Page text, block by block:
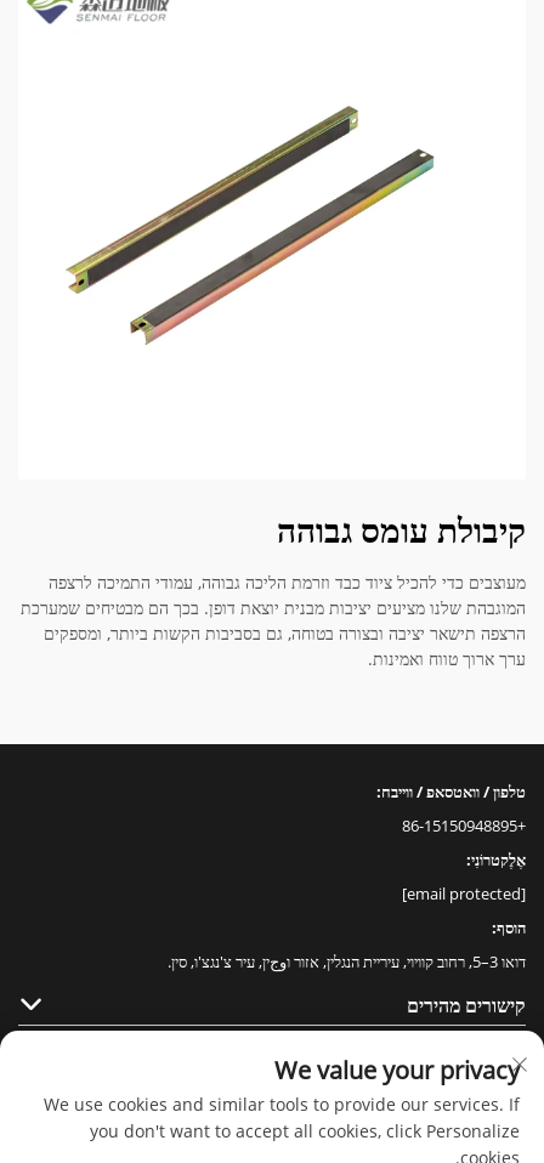
קיבולת עומס גבוהה
מעוצבים כדי להכיל ציוד כבד וזרמת הליכה גבוהה, עמודי התמיכה לרצפה
המוגבהת שלנו מציעים יציבות מבנית יוצאת דופן. בכך הם מבטיחים שמערכת
הרצפה תישאר יציבה ובצורה בטוחה, גם בסביבות הקשות ביותר, ומספקים
ערך ארוך טווח ואמינות.
טלפון / וואטסאפ / ווייבח:
+86-15150948895
אֶלֶקטרוֹנִי:
[email protected]
הוסף:
דואו 3–5, רחוב קוויוי, עיריית הנגלין, אזור וوجין, עיר צ'נגצ'ו, סין.
קישורים מהירים
מוצרים
We value your privacy
We use cookies and similar tools to provide our services. If
you don't want to accept all cookies, click Personalize
cookies.